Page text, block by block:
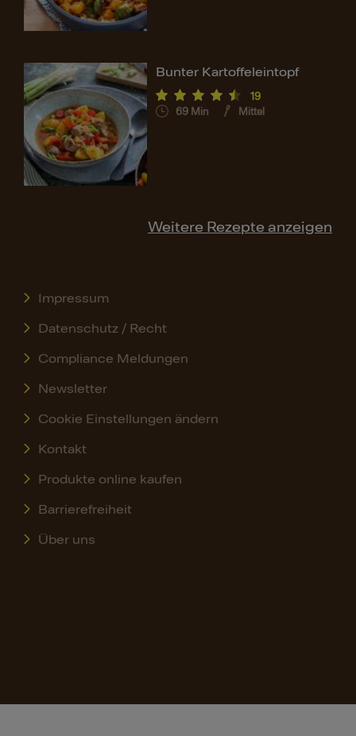
Bunter Kartoffeleintopf
19
69 Min Mittel
Weitere Rezepte anzeigen
Impressum
Datenschutz / Recht
Compliance Meldungen
Newsletter
Cookie Einstellungen ändern
Kontakt
Produkte online kaufen
Barrierefreiheit
Über uns